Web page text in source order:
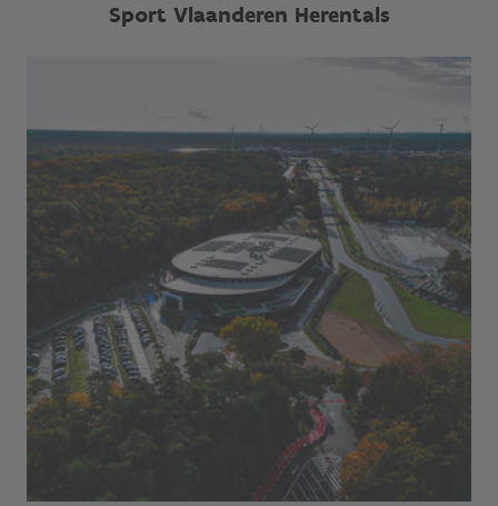
Sport Vlaanderen Herentals